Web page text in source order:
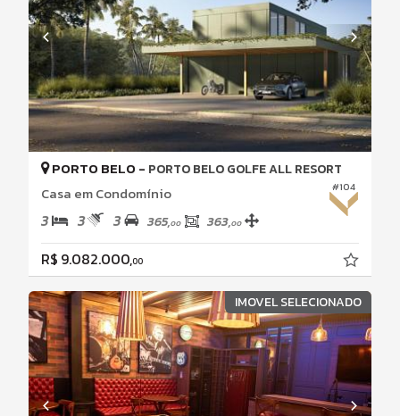
#104
PORTO BELO - PORTO BELO GOLFE ALL RESORT
Casa em Condomínio
3 3 3 365,00 363,00
R$ 9.082.000,00
IMOVEL SELECIONADO